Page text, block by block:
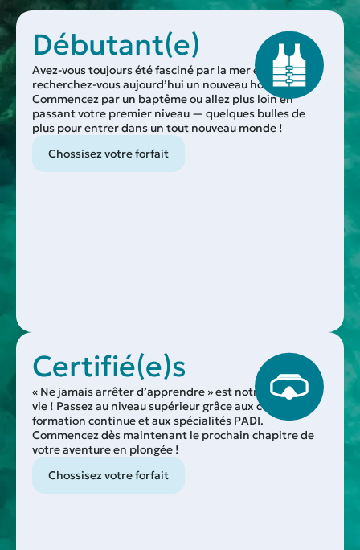
Débutant(e)
Avez-vous toujours été fasciné par la mer et
recherchez-vous aujourd’hui un nouveau hobby ?
Commencez par un baptême ou allez plus loin en
passant votre premier niveau — quelques bulles de
plus pour entrer dans un tout nouveau monde !
Chossisez votre forfait
Certifié(e)s
« Ne jamais arrêter d’apprendre » est notre slogan de
vie ! Passez au niveau supérieur grâce aux cours de
formation continue et aux spécialités PADI.
Commencez dès maintenant le prochain chapitre de
votre aventure en plongée !
Chossisez votre forfait